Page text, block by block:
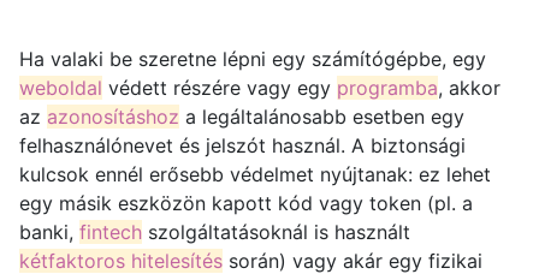
Ha valaki be szeretne lépni egy számítógépbe, egy
weboldal védett részére vagy egy programba, akkor
az azonosításhoz a legáltalánosabb esetben egy
felhasználónevet és jelszót használ. A biztonsági
kulcsok ennél erősebb védelmet nyújtanak: ez lehet
egy másik eszközön kapott kód vagy token (pl. a
banki, fintech szolgáltatásoknál is használt
kétfaktoros hitelesítés során) vagy akár egy fizikai